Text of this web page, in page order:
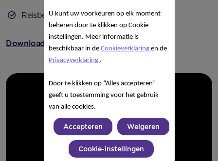
Reisbedje
Download hierde complete baby-uitzetlijst!
U kunt uw voorkeuren op elk moment
beheren door te klikken op Cookie-
instellingen. Meer informatie is
beschikbaar in de Cookieverklaring en de
Privacyverklaring .
Door te klikken op “Alles accepteren”
geeft u toestemming voor het gebruik
van alle cookies.
Accepteren Weigeren
Cookie-instellingen